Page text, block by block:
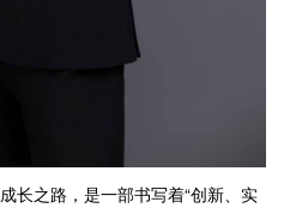
长之路，是一部书写着“创新、实